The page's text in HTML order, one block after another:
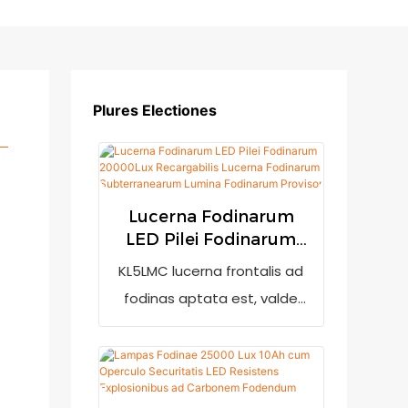
Plures Electiones
Lucerna Fodinarum
LED Pilei Fodinarum
20000Lux Recargabilis
Subterranearum
Provisor
KL5LMC lucerna frontalis ad
fodinas aptata est, valde
Indicationem potentiae
humilis habet, ut usorem